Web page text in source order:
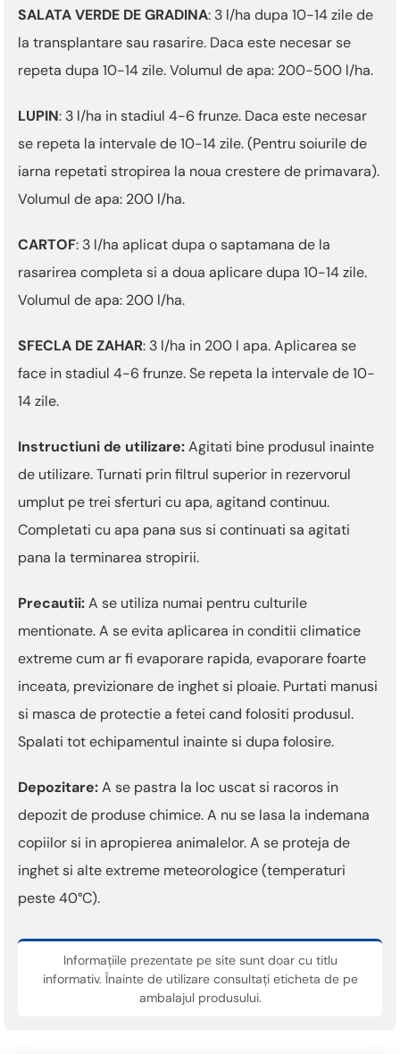
SALATA VERDE DE GRADINA: 3 l/ha dupa 10-14 zile de
la transplantare sau rasarire. Daca este necesar se
repeta dupa 10-14 zile. Volumul de apa: 200-500 l/ha.
LUPIN: 3 l/ha in stadiul 4-6 frunze. Daca este necesar
se repeta la intervale de 10-14 zile. (Pentru soiurile de
iarna repetati stropirea la noua crestere de primavara).
Volumul de apa: 200 l/ha.
CARTOF: 3 l/ha aplicat dupa o saptamana de la
rasarirea completa si a doua aplicare dupa 10-14 zile.
Volumul de apa: 200 l/ha.
SFECLA DE ZAHAR: 3 l/ha in 200 l apa. Aplicarea se
face in stadiul 4-6 frunze. Se repeta la intervale de 10-
14 zile.
Instructiuni de utilizare:Agitati bine produsul inainte
de utilizare. Turnati prin filtrul superior in rezervorul
umplut pe trei sferturi cu apa, agitand continuu.
Completati cu apa pana sus si continuati sa agitati
pana la terminarea stropirii.
Precautii:A se utiliza numai pentru culturile
mentionate. A se evita aplicarea in conditii climatice
extreme cum ar fi evaporare rapida, evaporare foarte
inceata, previzionare de inghet si ploaie. Purtati manusi
si masca de protectie a fetei cand folositi produsul.
Spalati tot echipamentul inainte si dupa folosire.
Depozitare:A se pastra la loc uscat si racoros in
depozit de produse chimice. A nu se lasa la indemana
copiilor si in apropierea animalelor. A se proteja de
inghet si alte extreme meteorologice (temperaturi
peste 40°C).
Informațiile prezentate pe site sunt doar cu titlu
informativ. Înainte de utilizare consultați eticheta de pe
ambalajul produsului.